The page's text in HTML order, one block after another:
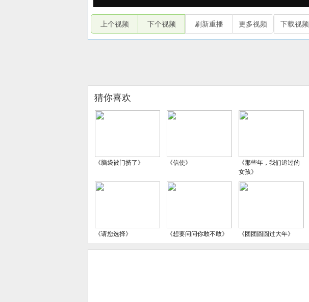
上个视频 下个视频 刷新重播 更多视频 下载视频
猜你喜欢
《脑袋被门挤了》 《信使》
《那些年，我们追过的
女孩》
《请您选择》 《想要问问你敢不敢》 《团团圆圆过大年》